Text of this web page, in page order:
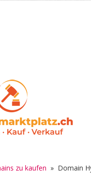
zu kaufen » Domain